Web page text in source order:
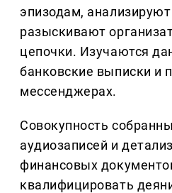
эпизодам,
разыскивают
цепочки. Изучаются
банковские выписки и
мессенджерах.
Совокупность
аудиозаписей и
финансовых
квалифицировать